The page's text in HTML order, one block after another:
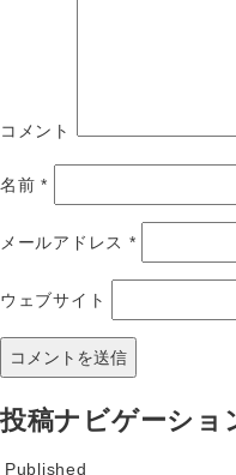
コメント
名前*
メールアドレス *
ウェブサイト
投稿ナビゲーショ
Published